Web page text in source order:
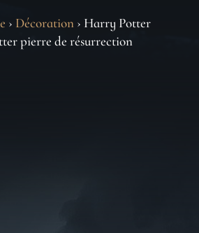
› Décoration › Harry Potter
pierre de résurrection